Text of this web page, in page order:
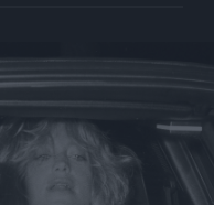
Jön még kép!